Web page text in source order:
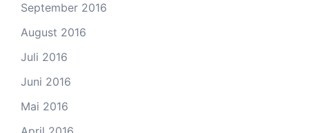
September 2016
August 2016
Juli 2016
Juni 2016
Mai 2016